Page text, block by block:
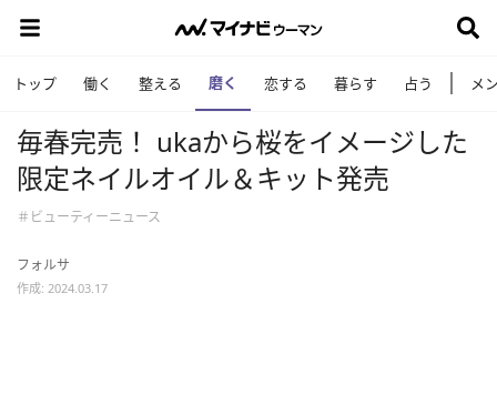
トップ 働く 整える 磨く 恋する 暮らす 占う メ
毎春完売！ ukaから桜をイメージした
限定ネイルオイル＆キット発売
＃ビューティーニュース
フォルサ
作成: 2024.03.17